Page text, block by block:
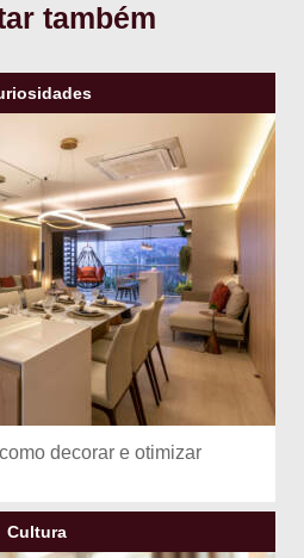
também
decorar e otimizar
Cultura